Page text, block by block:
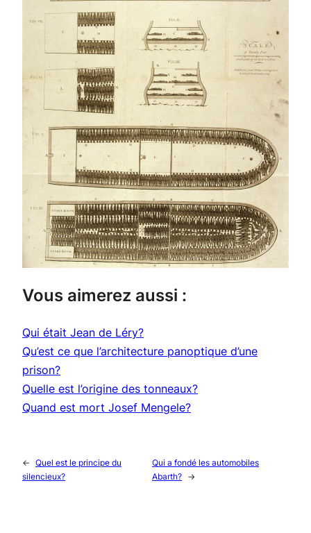
Vous aimerez aussi :
Qui était Jean de Léry?
Qu’est ce que l’architecture panoptique d’une
prison?
Quelle est l’origine des tonneaux?
Quand est mort Josef Mengele?
← Quel est le principe du
silencieux?
Qui a fondé les automobiles
Abarth? →